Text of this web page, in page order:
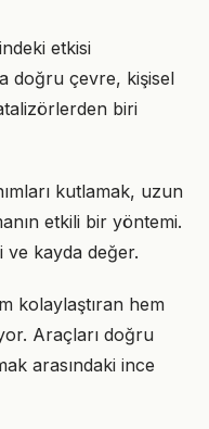
etkisi
doğru çevre, kişisel
biri
kutlamak, uzun
etkili bir yöntemi.
ve kayda değer.
kolaylaştıran hem
Araçları doğru
arasındaki ince